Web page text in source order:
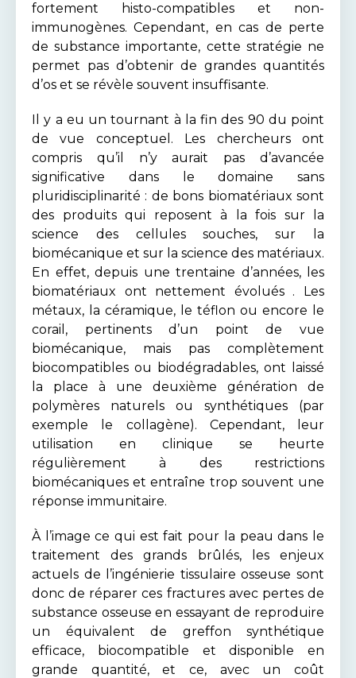
fortement histo-compatibles et non-
immunogènes. Cependant, en cas de perte
de substance importante, cette stratégie ne
permet pas d’obtenir de grandes quantités
d’os et se révèle souvent insuffisante.
Il y a eu un tournant à la fin des 90 du point
de vue conceptuel. Les chercheurs ont
compris qu’il n’y aurait pas d’avancée
significative dans le domaine sans
pluridisciplinarité : de bons biomatériaux sont
des produits qui reposent à la fois sur la
science des cellules souches, sur la
biomécanique et sur la science des matériaux.
En effet, depuis une trentaine d’années, les
biomatériaux ont nettement évolués . Les
métaux, la céramique, le téflon ou encore le
corail, pertinents d’un point de vue
biomécanique, mais pas complètement
biocompatibles ou biodégradables, ont laissé
la place à une deuxième génération de
polymères naturels ou synthétiques (par
exemple le collagène). Cependant, leur
utilisation en clinique se heurte
régulièrement à des restrictions
biomécaniques et entraîne trop souvent une
réponse immunitaire.
À l’image ce qui est fait pour la peau dans le
traitement des grands brûlés, les enjeux
actuels de l’ingénierie tissulaire osseuse sont
donc de réparer ces fractures avec pertes de
substance osseuse en essayant de reproduire
un équivalent de greffon synthétique
efficace, biocompatible et disponible en
grande quantité, et ce, avec un coût